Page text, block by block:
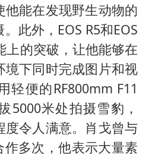
他能在发现野生动物的
此外，EOS R5和EOS
上的突破，让他能够在
境下同时完成图片和视
轻便的RF800mm F11
5000米处拍摄雪豹，
度令人满意。肖戈曾与
作多次，他表示大量素